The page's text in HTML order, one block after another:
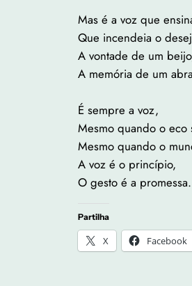
Mas é a voz que
Que incendeia o
A vontade de um
A memória de um
É sempre a voz,
Mesmo quando o eco
Mesmo quando o
A voz é o princípio,
O gesto é a promessa.
Partilha
X Facebook